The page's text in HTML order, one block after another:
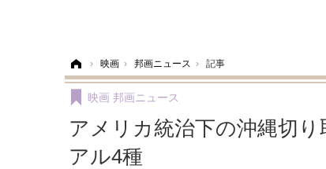
› 映画 › 邦画ニュース › 記事
アメリカ統治下の沖縄切
アル4種
映画 邦画ニュース